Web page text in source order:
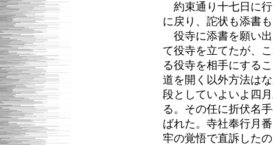
約束通り十七日に
に戻り、詑状も添書
役寺に添書を願い
て役寺を立てたが、
る役寺を相手にする
道を開く以外方法は
段としていよいよ四
る。その任に折伏名
ばれた。寺社奉行月
牢の覚悟で直訴した